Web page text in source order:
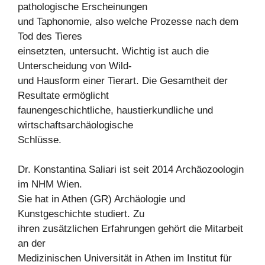
pathologische Erscheinungen
und Taphonomie, also welche Prozesse nach dem
Tod des Tieres
einsetzten, untersucht. Wichtig ist auch die
Unterscheidung von Wild-
und Hausform einer Tierart. Die Gesamtheit der
Resultate ermöglicht
faunengeschichtliche, haustierkundliche und
wirtschaftsarchäologische
Schlüsse.
Dr. Konstantina Saliari ist seit 2014 Archäozoologin
im NHM Wien.
Sie hat in Athen (GR) Archäologie und
Kunstgeschichte studiert. Zu
ihren zusätzlichen Erfahrungen gehört die Mitarbeit
an der
Medizinischen Universität in Athen im Institut für